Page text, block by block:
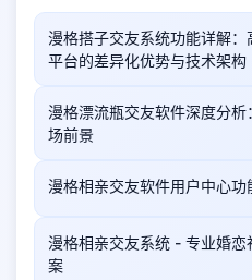
漫格搭子交友系统功能详解：
平台的差异化优势与技术架构
漫格漂流瓶交友软件深度分析
场前景
漫格相亲交友软件用户中心功
漫格相亲交友系统 - 专业婚恋
案